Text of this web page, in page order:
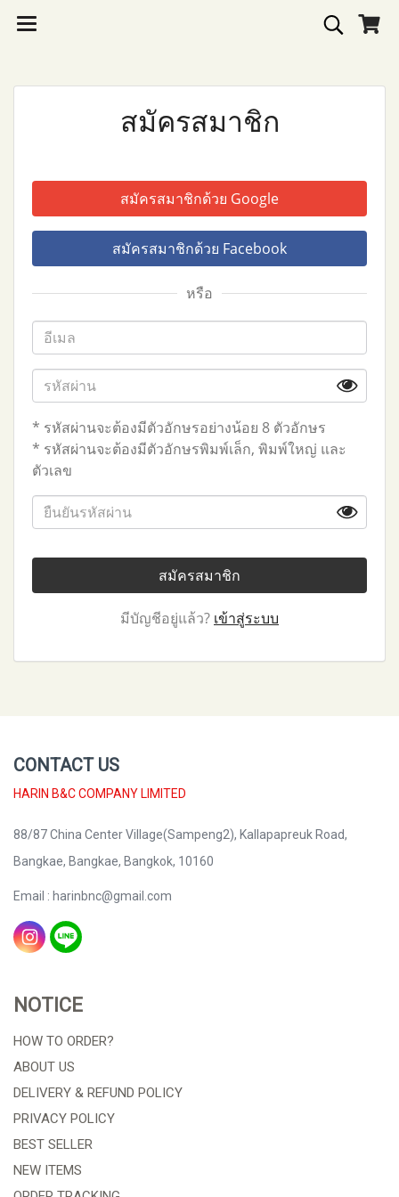
สมัครสมาชิก
สมัครสมาชิกด้วย Google
สมัครสมาชิกด้วย Facebook
หรือ
* รหัสผ่านจะต้องมีตัวอักษรอย่างน้อย 8 ตัวอักษร
* รหัสผ่านจะต้องมีตัวอักษรพิมพ์เล็ก, พิมพ์ใหญ่ และ
ตัวเลข
สมัครสมาชิก
มีบัญชีอยู่แล้ว? เข้าสู่ระบบ
CONTACT US
HARIN B&C COMPANY LIMITED
88/87 China Center Village(Sampeng2), Kallapapreuk Road,
Bangkae, Bangkae, Bangkok, 10160
Email : harinbnc@gmail.com
NOTICE
HOW TO ORDER?
ABOUT US
DELIVERY & REFUND POLICY
PRIVACY POLICY
BEST SELLER
NEW ITEMS